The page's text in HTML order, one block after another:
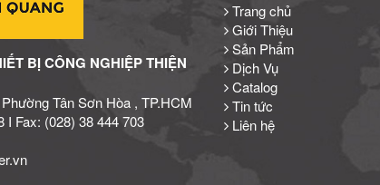
BỊ CÔNG NGHIỆP THIỆN
Tân Sơn Hòa , TP.HCM
I Fax: (028) 38 444 703
Trang chủ
Giới Thiệu
Sản Phẩm
Dịch Vụ
Catalog
Tin tức
Liên hệ